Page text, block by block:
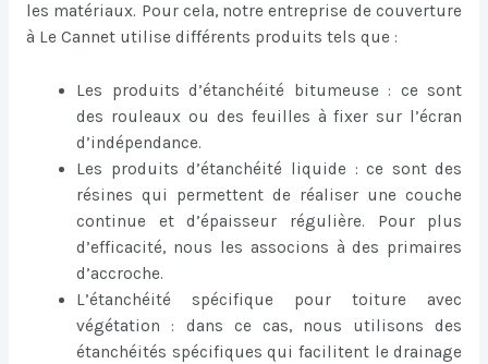
les matériaux. Pour cela, notre entreprise de couverture
à Le Cannet utilise différents produits tels que :
Les produits d’étanchéité bitumeuse : ce sont
des rouleaux ou des feuilles à fixer sur l’écran
d’indépendance.
Les produits d’étanchéité liquide : ce sont des
résines qui permettent de réaliser une couche
continue et d’épaisseur régulière. Pour plus
d’efficacité, nous les associons à des primaires
d’accroche.
L’étanchéité spécifique pour toiture avec
végétation : dans ce cas, nous utilisons des
étanchéités spécifiques qui facilitent le drainage